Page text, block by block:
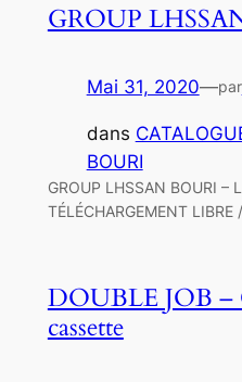
GROUP
Mai 31, 2020—par
dans
BOURI
GROUP LHSSAN BOURI –
TÉLÉCHARGEMENT LIBRE
DOUBLE JOB –
cassette